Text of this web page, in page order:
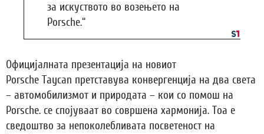
за искуството во возењето на
Porsche.“
Официјалната презентација на новиот
Porsche Taycan претставува конвергенција на два света
– автомобилизмот и природата – кои со помош на
Porsche. се спојуваат во совршена хармонија. Тоа е
сведоштво за непоколебливата посветеност на